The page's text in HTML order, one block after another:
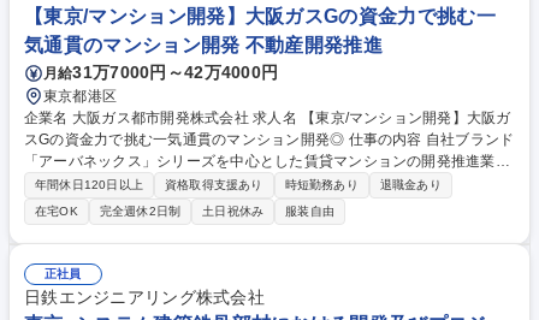
【東京/マンション開発】大阪ガスGの資金力で挑む一
気通貫のマンション開発 不動産開発推進
月給31万7000円～42万4000円
東京都港区
企業名 大阪ガス都市開発株式会社 求人名 【東京/マンション開発】大阪ガ
スGの資金力で挑む一気通貫のマンション開発◎ 仕事の内容 自社ブランド
「アーバネックス」シリーズを中心とした賃貸マンションの開発推進業務
をお任せします。 以下の業務に関して経験・スキルに応じてお任せしま
す。 【詳細】 ■事業収支計画の策定 ■立地や市場ニーズに応じた商品企画
立案 ■許認可取得、スケジュール・予算管理 ■将来的には部門方針の策定
やマネジメント業務も担当 募集職種 【東京/マンション開発】大阪ガスG
の資金力で挑む一気通貫のマンション開発◎
年間休日120日以上 資格取得支援あり 時短勤務あり
退職金あり
在宅OK
完全週休2日制 土日祝休み 服装自由
正社員
日鉄エンジニアリング株式会社